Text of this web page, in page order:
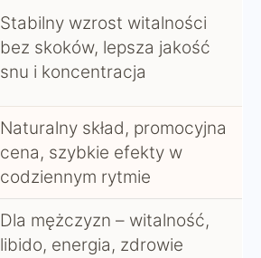
Stabilny wzrost witalności
bez skoków, lepsza jakość
snu i koncentracja
Naturalny skład, promocyjna
cena, szybkie efekty w
codziennym rytmie
Dla mężczyzn – witalność,
libido, energia, zdrowie